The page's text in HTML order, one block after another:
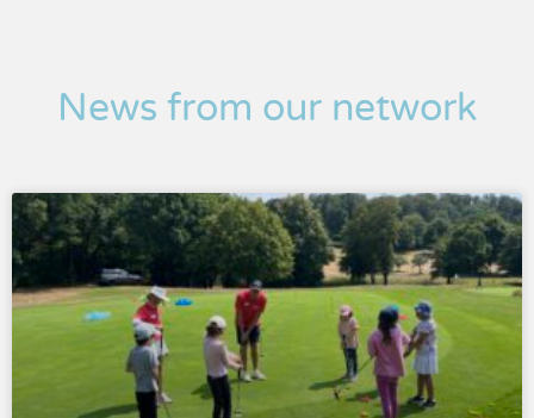
News from our network